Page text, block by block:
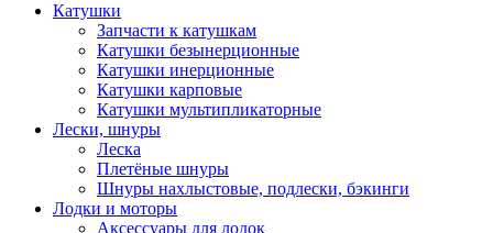
Катушки
Запчасти к катушкам
Катушки безынерционные
Катушки инерционные
Катушки карповые
Катушки мультипликаторные
Лески, шнуры
Леска
Плетёные шнуры
Шнуры нахлыстовые, подлески, бэкинги
Лодки и моторы
Аксессуары для лодок